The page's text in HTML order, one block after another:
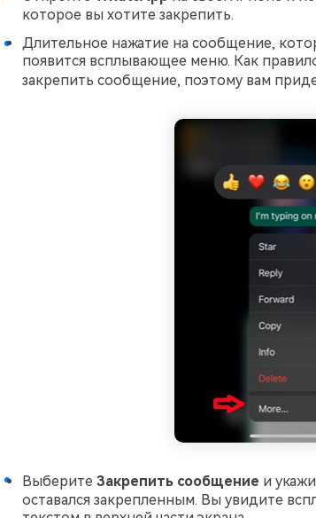
которое вы хотите закрепить.
Длительное нажатие на сообщение,
появится всплывающее меню. Как
закрепить сообщение, поэтому вам
Выберите Закрепить сообщение и
оставался закрепленным. Вы увидите